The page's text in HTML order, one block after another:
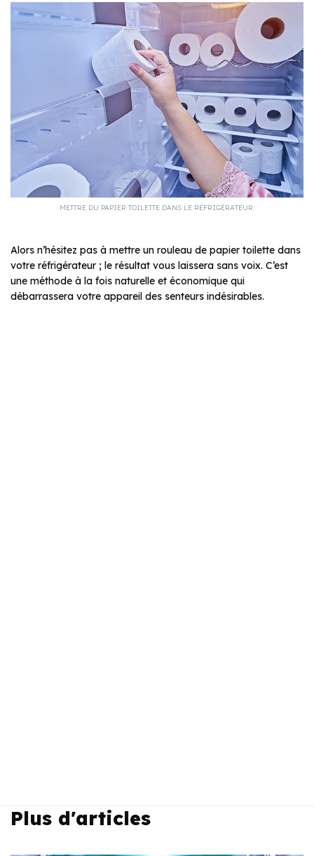
METTRE DU PAPIER TOILETTE DANS LE RÉFRIGÉRATEUR.
Alors n’hésitez pas à mettre un rouleau de papier toilette dans
votre réfrigérateur ; le résultat vous laissera sans voix. C’est
une méthode à la fois naturelle et économique qui
débarrassera votre appareil des senteurs indésirables.
Plus d'articles